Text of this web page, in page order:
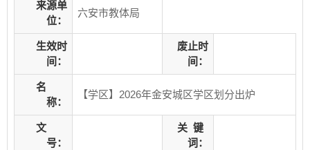
来源单
位：
六安市教体局
生效时
间：
废止时
间：
名
称：
【学区】2026年金安城区学区划分出炉
文
号：
关 键
词：